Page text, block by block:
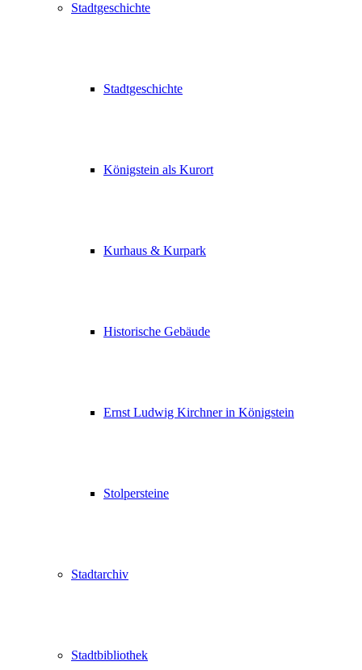
Stadtgeschichte
Stadtgeschichte
Königstein als Kurort
Kurhaus & Kurpark
Historische Gebäude
Ernst Ludwig Kirchner in Königstein
Stolpersteine
Stadtarchiv
Stadtbibliothek